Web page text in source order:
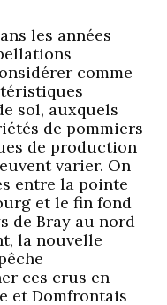
les années
comme
sol, auxquels
de pommiers
de production
varier. On
entre la pointe
et le fin fond
de Bray au nord
la nouvelle
ces crus en
et Domfrontais